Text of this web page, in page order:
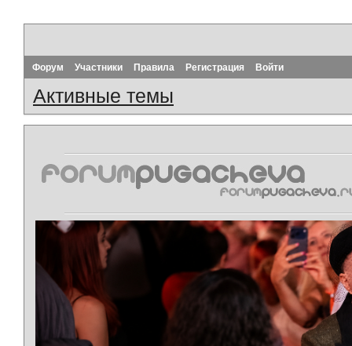
Форум Участники Правила Регистрация Войти
Активные темы